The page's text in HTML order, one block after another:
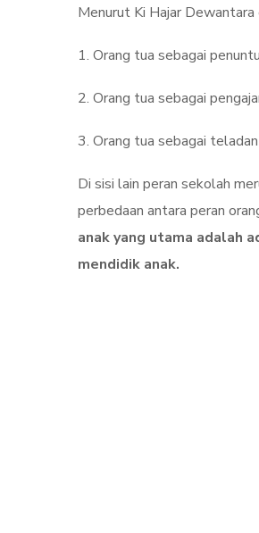
Menurut Ki Hajar
1. Orang tua sebagai
2. Orang tua sebagai
3. Orang tua sebagai
Di sisi lain peran sekolah
perbedaan antara peran
anak yang utama adalah
mendidik anak.